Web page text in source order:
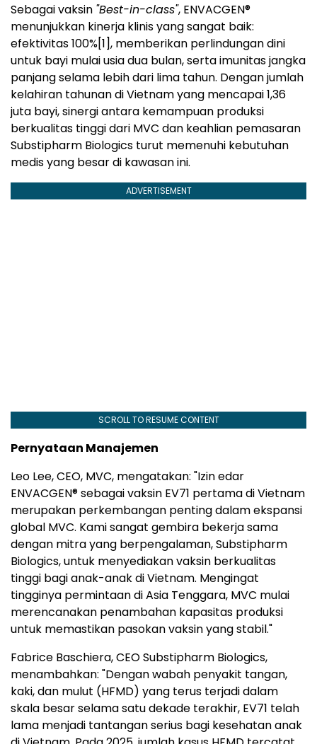
Sebagai vaksin "Best-in-class", ENVACGEN®
menunjukkan kinerja klinis yang sangat baik:
efektivitas 100%[1], memberikan perlindungan dini
untuk bayi mulai usia dua bulan, serta imunitas jangka
panjang selama lebih dari lima tahun. Dengan jumlah
kelahiran tahunan di Vietnam yang mencapai 1,36
juta bayi, sinergi antara kemampuan produksi
berkualitas tinggi dari MVC dan keahlian pemasaran
Substipharm Biologics turut memenuhi kebutuhan
medis yang besar di kawasan ini.
ADVERTISEMENT
SCROLL TO RESUME CONTENT
Pernyataan Manajemen
Leo Lee, CEO, MVC, mengatakan: "Izin edar
ENVACGEN® sebagai vaksin EV71 pertama di Vietnam
merupakan perkembangan penting dalam ekspansi
global MVC. Kami sangat gembira bekerja sama
dengan mitra yang berpengalaman, Substipharm
Biologics, untuk menyediakan vaksin berkualitas
tinggi bagi anak-anak di Vietnam. Mengingat
tingginya permintaan di Asia Tenggara, MVC mulai
merencanakan penambahan kapasitas produksi
untuk memastikan pasokan vaksin yang stabil."
Fabrice Baschiera, CEO Substipharm Biologics,
menambahkan: "Dengan wabah penyakit tangan,
kaki, dan mulut (HFMD) yang terus terjadi dalam
skala besar selama satu dekade terakhir, EV71 telah
lama menjadi tantangan serius bagi kesehatan anak